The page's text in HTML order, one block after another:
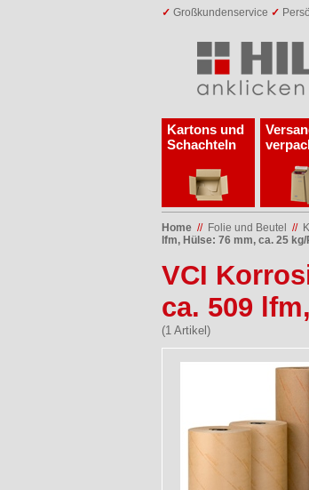
✓ Großkundenservice ✓
Kartons und
Schachteln
Home // Folie und Beutel //
lfm, Hülse: 76 mm, ca. 25
VCI
ca. 509
(1 Artikel)